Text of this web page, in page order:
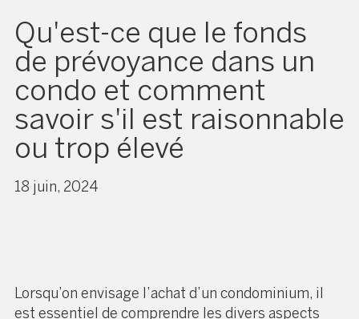
Qu'est-ce que le fonds
de prévoyance dans un
condo et comment
savoir s'il est raisonnable
ou trop élevé
18 juin, 2024
Lorsqu’on envisage l’achat d’un condominium, il
est essentiel de comprendre les divers aspects